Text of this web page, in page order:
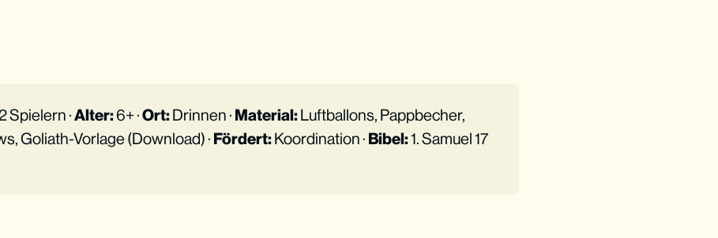
Spielern ·Alter:6+ ·Ort:Drinnen · Material:Luftballons, Pappbecher,
Goliath-Vorlage (Download) · Fördert:Koordination · Bibel:1. Samuel 17